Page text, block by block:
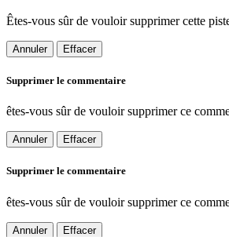
Êtes-vous sûr de vouloir supprimer cette
Annuler Effacer
Supprimer le commentaire
êtes-vous sûr de vouloir supprimer ce
Annuler Effacer
Supprimer le commentaire
êtes-vous sûr de vouloir supprimer ce
Annuler Effacer